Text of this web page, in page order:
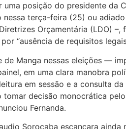
uma posição do presidente da
nessa terça-feira (25) ou
Orçamentária (LDO)
“ausência de requisitos
Manga nessas eleições —
em uma clara manobra
em sessão e a consulta da
decisão monocrática
Fernanda.
Sorocaba escancara ainda